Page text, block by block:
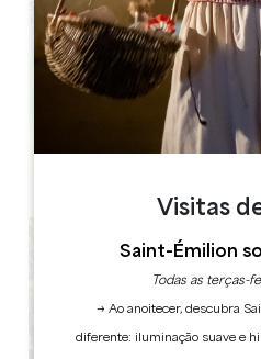
Visitas
Saint-Émilion
Todas as terças-
→ Ao anoitecer, descubra
diferente: iluminação suave e